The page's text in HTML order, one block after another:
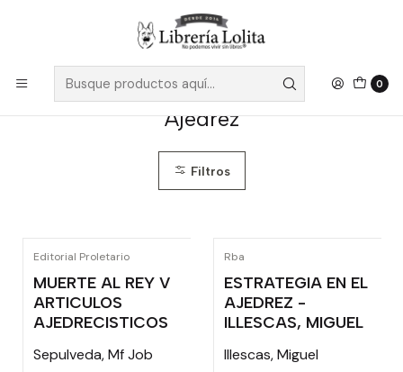
0
Despacho a todo Chile
Ajedrez
Filtros
Editorial Proletario
MUERTE AL REY V
ARTICULOS
AJEDRECISTICOS
Sepulveda, Mf Job
Rba
ESTRATEGIA EN EL
AJEDREZ -
ILLESCAS, MIGUEL
Illescas, Miguel